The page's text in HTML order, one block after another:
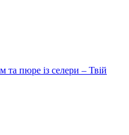
та пюре із селери – Твій